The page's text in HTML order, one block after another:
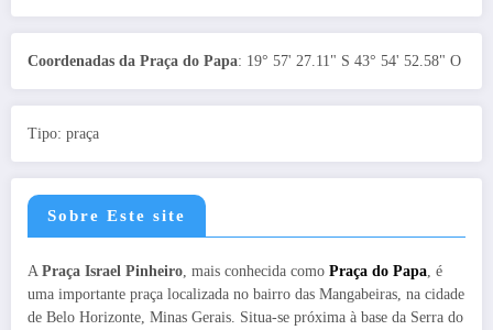
Coordenadas da Praça do Papa: 19° 57' 27.11" S 43° 54' 52.58" O
Tipo: praça
Sobre Este site
A Praça Israel Pinheiro , mais conhecida como Praça do Papa , é
uma importante praça localizada no bairro das Mangabeiras, na cidade
de Belo Horizonte, Minas Gerais. Situa-se próxima à base da Serra do